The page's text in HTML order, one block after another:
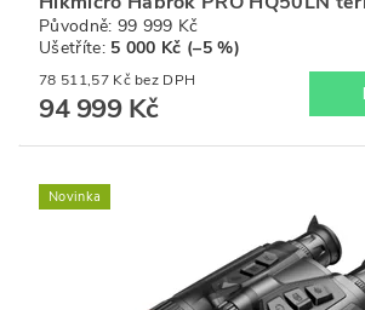
Původně: 99 999 Kč
Ušetříte: 5 000 Kč (–5 %)
78 511,57 Kč bez DPH
94 999 Kč
Novinka